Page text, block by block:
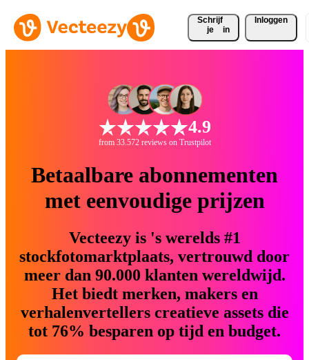
Schrijf
je
in
Inloggen
4.9
from 33.572 reviews on Trustpilot
Betaalbare abonnementen
met eenvoudige prijzen
Vecteezy is 's werelds #1
stockfotomarktplaats, vertrouwd door
meer dan 90.000 klanten wereldwijd.
Het biedt merken, makers en
verhalenvertellers creatieve assets die
tot 76% besparen op tijd en budget.